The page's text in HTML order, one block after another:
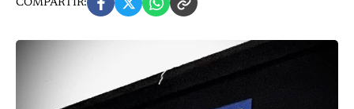
COMPARTIR: